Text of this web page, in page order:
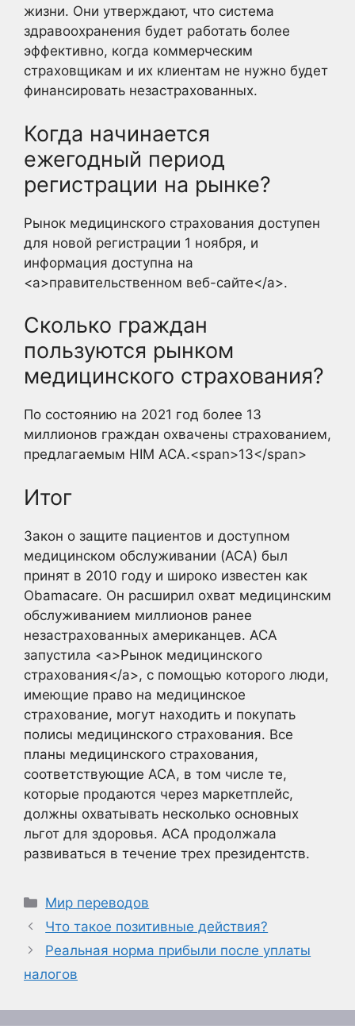
жизни. Они утверждают, что система
здравоохранения будет работать более
эффективно, когда коммерческим
страховщикам и их клиентам не нужно будет
финансировать незастрахованных.
Когда начинается
ежегодный период
регистрации на рынке?
Рынок медицинского страхования доступен
для новой регистрации 1 ноября, и
информация доступна на
<a>правительственном веб-сайте</a>.
Сколько граждан
пользуются рынком
медицинского страхования?
По состоянию на 2021 год более 13
миллионов граждан охвачены страхованием,
предлагаемым HIM ACA.<span>13</span>
Итог
Закон о защите пациентов и доступном
медицинском обслуживании (ACA) был
принят в 2010 году и широко известен как
Obamacare. Он расширил охват медицинским
обслуживанием миллионов ранее
незастрахованных американцев. ACA
запустила <a>Рынок медицинского
страхования</a>, с помощью которого люди,
имеющие право на медицинское
страхование, могут находить и покупать
полисы медицинского страхования. Все
планы медицинского страхования,
соответствующие ACA, в том числе те,
которые продаются через маркетплейс,
должны охватывать несколько основных
льгот для здоровья. ACA продолжала
развиваться в течение трех президентств.
Рубрики
Мир переводов
Что такое позитивные действия?
Реальная норма прибыли после уплаты
налогов